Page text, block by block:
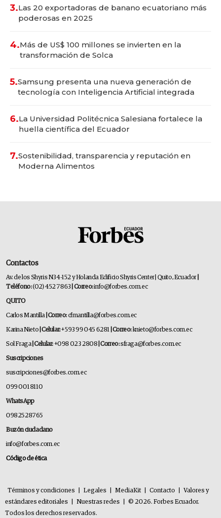
3.Las 20 exportadoras de banano ecuatoriano más
poderosas en 2025
4.Más de US$ 100 millones se invierten en la
transformación de Solca
5.Samsung presenta una nueva generación de
tecnología con Inteligencia Artificial integrada
6.La Universidad Politécnica Salesiana fortalece la
huella científica del Ecuador
7.Sostenibilidad, transparencia y reputación en
Moderna Alimentos
Contactos
Av. de los Shyris N34-152 y Holanda Edificio Shyris Center | Quito, Ecuador
Teléfono:(02) 452 7863 | Correo:info@forbes.com.ec
QUITO
Carlos Mantilla | Correo:cfmantilla@forbes.com.ec
Karina Nieto | Celular:+593 99 045 6281 | Correo:knieto@forbes.com.ec
Sol Fraga| Celular:+098 023 2808 | Correo:sfraga@forbes.com.ec
Suscripciones
suscripciones@forbes.com.ec
099 001 8110
WhatsApp
0982528765
Buzón ciudadano
info@forbes.com.ec
Código de ética
Términos y condiciones Legales MediaKit Contacto
Valores y
estándares editoriales
Nuestras redes
© 2026. Forbes Ecuador.
Todos los derechos reservados.